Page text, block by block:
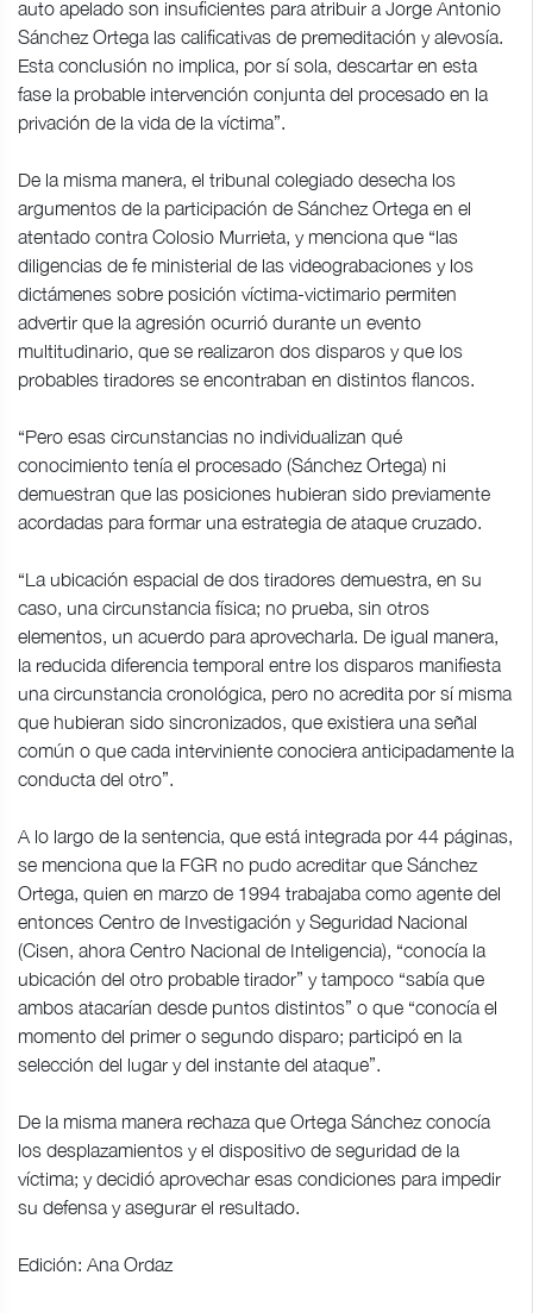
auto apelado son insuficientes para atribuir a Jorge Antonio
Sánchez Ortega las calificativas de premeditación y alevosía.
Esta conclusión no implica, por sí sola, descartar en esta
fase la probable intervención conjunta del procesado en la
privación de la vida de la víctima”.
De la misma manera, el tribunal colegiado desecha los
argumentos de la participación de Sánchez Ortega en el
atentado contra Colosio Murrieta, y menciona que “las
diligencias de fe ministerial de las videograbaciones y los
dictámenes sobre posición víctima-victimario permiten
advertir que la agresión ocurrió durante un evento
multitudinario, que se realizaron dos disparos y que los
probables tiradores se encontraban en distintos flancos.
“Pero esas circunstancias no individualizan qué
conocimiento tenía el procesado (Sánchez Ortega) ni
demuestran que las posiciones hubieran sido previamente
acordadas para formar una estrategia de ataque cruzado.
“La ubicación espacial de dos tiradores demuestra, en su
caso, una circunstancia física; no prueba, sin otros
elementos, un acuerdo para aprovecharla. De igual manera,
la reducida diferencia temporal entre los disparos manifiesta
una circunstancia cronológica, pero no acredita por sí misma
que hubieran sido sincronizados, que existiera una señal
común o que cada interviniente conociera anticipadamente la
conducta del otro”.
A lo largo de la sentencia, que está integrada por 44 páginas,
se menciona que la FGR no pudo acreditar que Sánchez
Ortega, quien en marzo de 1994 trabajaba como agente del
entonces Centro de Investigación y Seguridad Nacional
(Cisen, ahora Centro Nacional de Inteligencia), “conocía la
ubicación del otro probable tirador” y tampoco “sabía que
ambos atacarían desde puntos distintos” o que “conocía el
momento del primer o segundo disparo; participó en la
selección del lugar y del instante del ataque”.
De la misma manera rechaza que Ortega Sánchez conocía
los desplazamientos y el dispositivo de seguridad de la
víctima; y decidió aprovechar esas condiciones para impedir
su defensa y asegurar el resultado.
Edición: Ana Ordaz